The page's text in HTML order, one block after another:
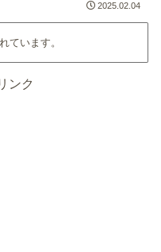
2025.02.04
ています。
ンク